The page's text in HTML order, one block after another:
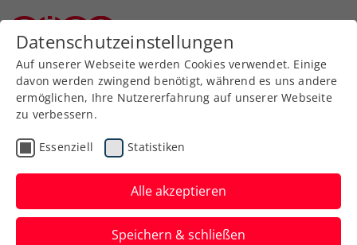
Zurück zur Newsübersicht
Turniere
Wimbledon: 2. Platz für
Schett-Eagle im Mixed-
Legendendoppel
Datenschutzeinstellungen
Auf unserer Webseite werden Cookies verwendet. Einige
davon werden zwingend benötigt, während es uns andere
ermöglichen, Ihre Nutzererfahrung auf unserer Webseite
zu verbessern.
Essenziell Statistiken
Alle akzeptieren
Speichern & schließen